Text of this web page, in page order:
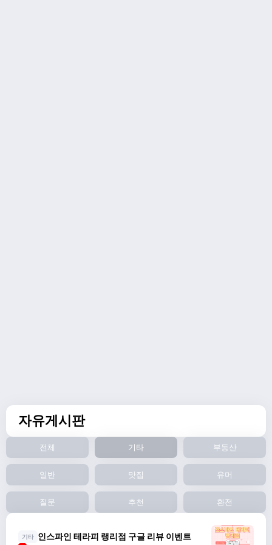
자유게시판
전체 기타 부동산
일반 맛집 유머
질문 추천 환전
기타 인스파인 테라피 랭리점 구글 리뷰 이벤트